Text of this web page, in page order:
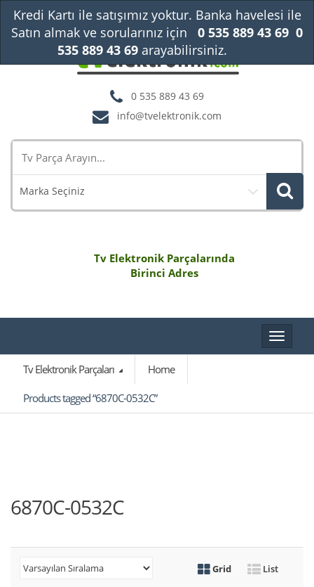
0 535 889 43 69
info@tvelektronik.com
Marka Seçiniz
Tv Elektronik Parçalarında
Birinci Adres
Toggle
Tv Elektronik Parçaları
Home
Products tagged “6870C-0532C”
6870C-0532C
Grid List
Kredi Kartı ile satışımız yoktur. Banka havelesi ile
Satın almak ve sorularınız için
0 535 889 43 69 0
535 889 43 69arayabilirsiniz.